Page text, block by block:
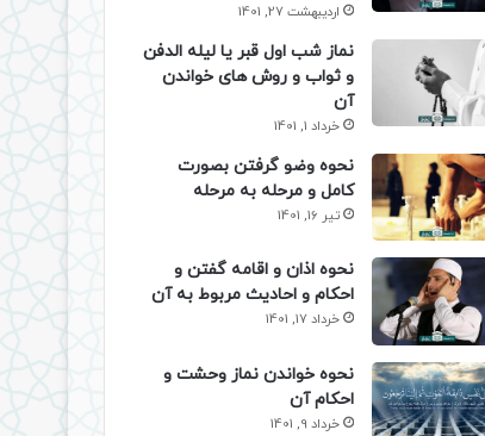
اردیبهشت 27, 1401
نماز شب اول قبر یا لیله الدفن
و ثواب و روش های خواندن
آن
خرداد 1, 1401
نحوه وضو گرفتن بصورت
کامل و مرحله به مرحله
تیر 16, 1401
نحوه اذان و اقامه گفتن و
احکام و احادیث مربوط به آن
خرداد 17, 1401
نحوه خواندن نماز وحشت و
احکام آن
خرداد 9, 1401